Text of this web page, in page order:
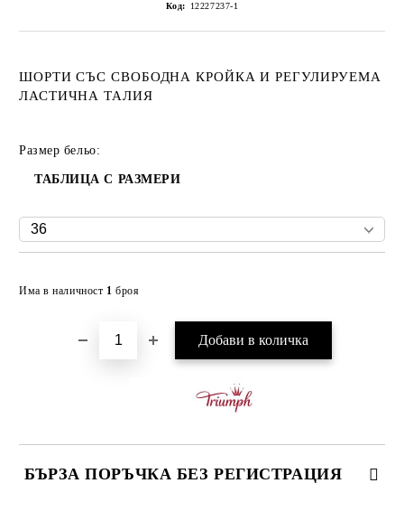
Код: 12227237-1
ШОРТИ СЪС СВОБОДНА КРОЙКА И РЕГУЛИРУЕМА
ЛАСТИЧНА ТАЛИЯ
Размер бельо:
ТАБЛИЦА С РАЗМЕРИ
Има в наличност 1 броя
БЪРЗА ПОРЪЧКА БЕЗ РЕГИСТРАЦИЯ